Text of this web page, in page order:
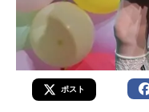
ポスト